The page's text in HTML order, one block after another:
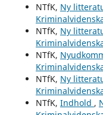
NTfK, Ny
NTfK, Ny
NTfK,
NTfK, Ny
NTfK, Indhold ,